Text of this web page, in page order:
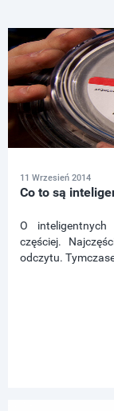
11 Wrzesień 2014
Co to są
O inteligentnych
częściej.
odczytu.